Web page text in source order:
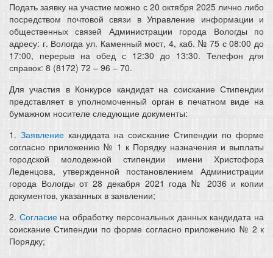
Подать заявку на участие можно с 20 октября 2025 лично либо
посредством почтовой связи в Управление информации и
общественных связей Администрации города Вологды по
адресу: г. Вологда ул. Каменный мост, 4, каб. № 75 с 08:00 до
17:00, перерыв на обед с 12:30 до 13:30. Телефон для
справок: 8 (8172) 72 – 96 – 70.
Для участия в Конкурсе кандидат на соискание Стипендии
представляет в уполномоченный орган в печатном виде на
бумажном носителе следующие документы:
1. Заявление кандидата на соискание Стипендии по форме
согласно приложению № 1 к Порядку назначения и выплаты
городской молодежной стипендии имени Христофора
Леденцова, утвержденной постановлением Администрации
города Вологды от 28 декабря 2021 года № 2036 и копии
документов, указанных в заявлении;
2. Согласиена обработку персональных данных кандидата на
соискание Стипендии по форме согласно приложению № 2 к
Порядку;